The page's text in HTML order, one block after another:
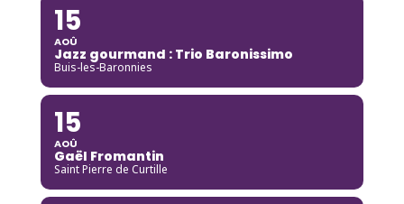
15
AOÛ
Jazz gourmand : Trio Baronissimo
Buis-les-Baronnies
15
AOÛ
Gaël Fromantin
Saint Pierre de Curtille